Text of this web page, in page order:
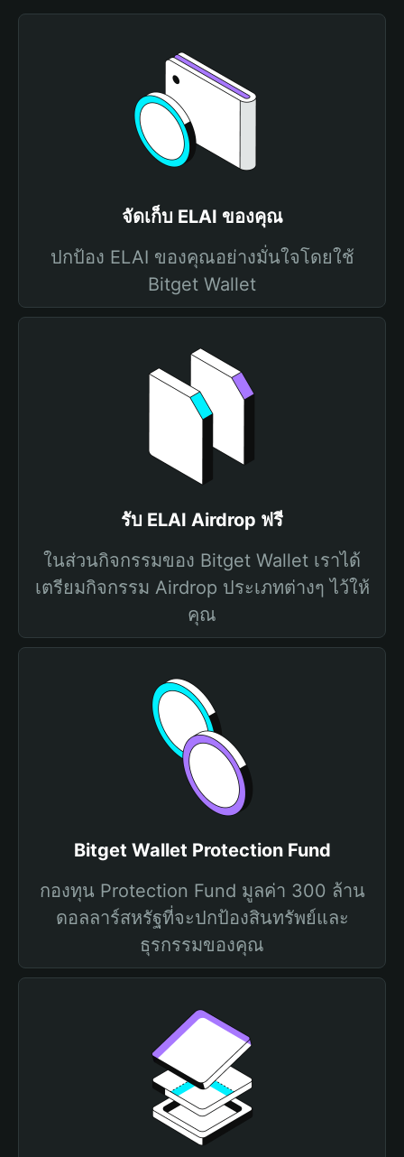
จัดเก็บ ELAI ของคุณ
ปกป้อง ELAI ของคุณอย่างมั่นใจโดยใช้
Bitget Wallet
รับ ELAI Airdrop ฟรี
ในส่วนกิจกรรมของ Bitget Wallet เราได้
เตรียมกิจกรรม Airdrop ประเภทต่างๆ ไว้ให้
คุณ
Bitget Wallet Protection Fund
กองทุน Protection Fund มูลค่า 300 ล้าน
ดอลลาร์สหรัฐที่จะปกป้องสินทรัพย์และ
ธุรกรรมของคุณ